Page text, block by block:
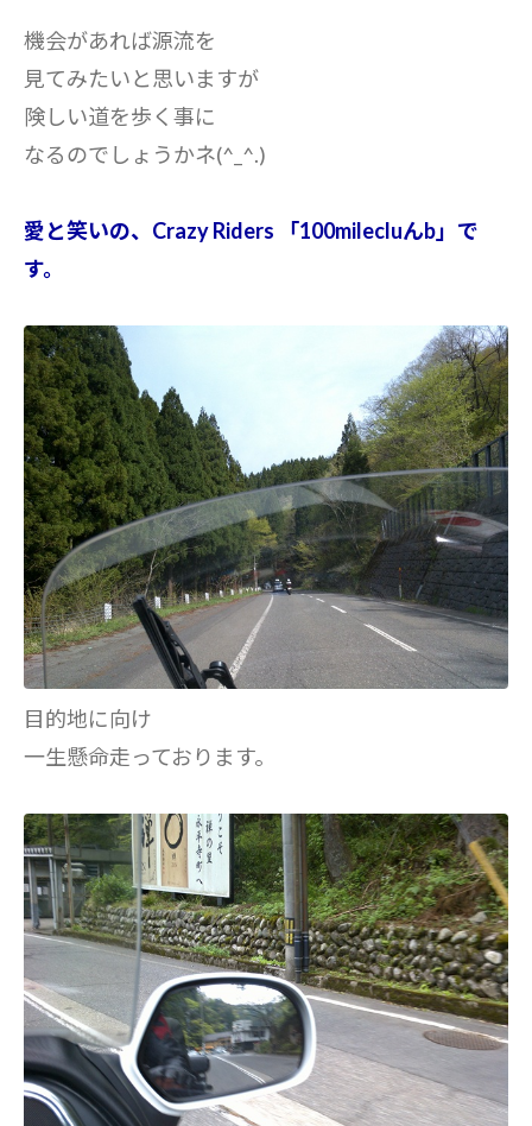
機会があれば源流を
見てみたいと思いますが
険しい道を歩く事に
なるのでしょうかネ(^_^.)
愛と笑いの、Crazy Riders 「100milecluんb」で
す。
目的地に向け
一生懸命走っております。